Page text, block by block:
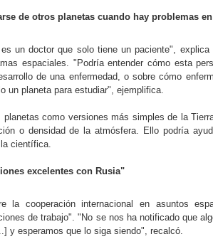
de otros planetas cuando hay problemas
un doctor que solo tiene un paciente",
espaciales. "Podría entender cómo esta
de una enfermedad, o sobre cómo
un planeta para estudiar", ejemplifica.
planetas como versiones más simples de la
o densidad de la atmósfera. Ello podría
científica.
excelentes con Rusia"
la cooperación internacional en asuntos
de trabajo". "No se nos ha notificado que
y esperamos que lo siga siendo", recalcó.